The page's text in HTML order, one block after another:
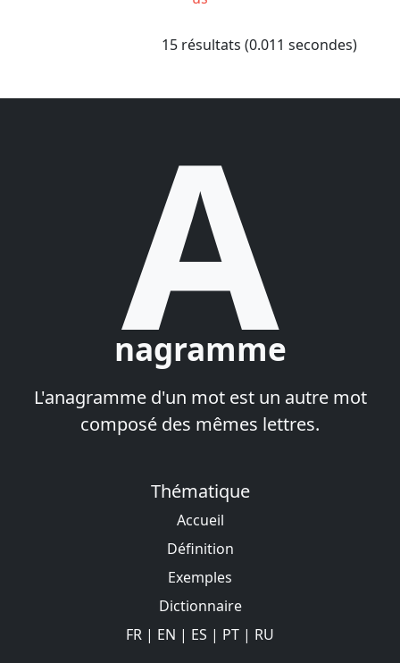
15 résultats (0.011 secondes)
A
nagramme
L'anagramme d'un mot est un autre mot
composé des mêmes lettres.
Thématique
Accueil
Définition
Exemples
Dictionnaire
FR | EN | ES | PT | RU